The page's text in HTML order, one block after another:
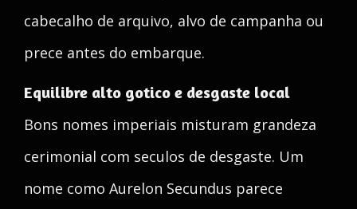
cabecalho de arquivo, alvo de campanha ou
prece antes do embarque.
Equilibre alto gotico e desgaste local
Bons nomes imperiais misturam grandeza
cerimonial com seculos de desgaste. Um
nome como Aurelon Secundus parece